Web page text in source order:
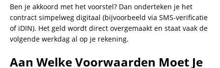
Ben je akkoord met het voorstel? Dan onderteken je het
contract simpelweg digitaal (bijvoorbeeld via SMS-verificatie
of iDIN). Het geld wordt direct overgemaakt en staat vaak de
volgende werkdag al op je rekening.
Aan Welke Voorwaarden Moet Je